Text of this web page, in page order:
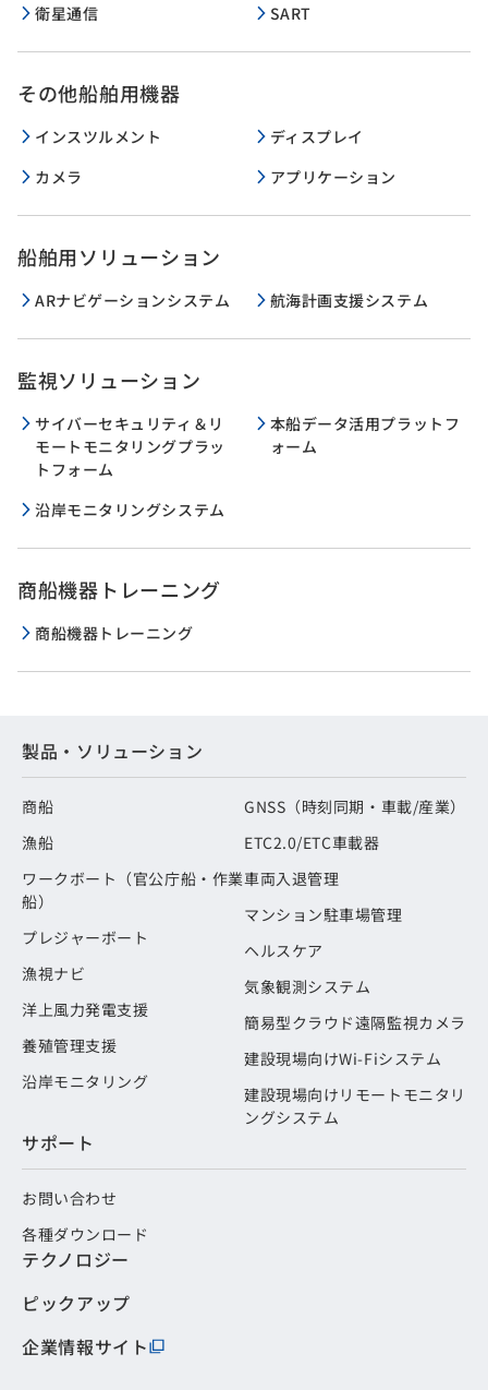
衛星通信
SART
その他船舶用機器
インスツルメント
ディスプレイ
カメラ
アプリケーション
船舶用ソリューション
ARナビゲーションシステム 航海計画支援システム
監視ソリューション
サイバーセキュリティ＆リ
モートモニタリングプラッ
トフォーム
本船データ活用プラットフ
ォーム
沿岸モニタリングシステム
商船機器トレーニング
商船機器トレーニング
製品・ソリューション
商船
漁船
ワークボート（官公庁船・作業
船）
プレジャーボート
漁視ナビ
洋上風力発電支援
養殖管理支援
沿岸モニタリング
GNSS（時刻同期・車載/産業）
ETC2.0/ETC車載器
車両入退管理
マンション駐車場管理
ヘルスケア
気象観測システム
簡易型クラウド遠隔監視カメラ
建設現場向けWi-Fiシステム
建設現場向けリモートモニタリ
ングシステム
サポート
お問い合わせ
各種ダウンロード
テクノロジー
ピックアップ
企業情報サイト